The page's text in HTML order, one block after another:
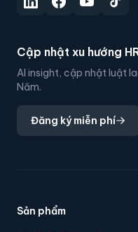
Cập nhật xu hướng
AI insight, cập nhật luật
Năm.
Đăng ký miễn phí
Sản phẩm